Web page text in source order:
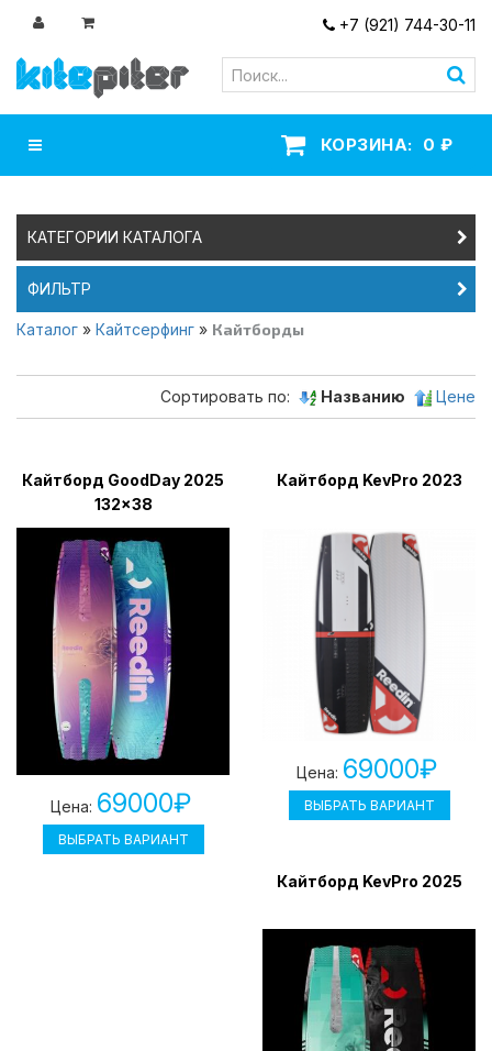
+7 (921) 744-30-11
Навигация КОРЗИНА: 0 ₽
КАТЕГОРИИ КАТАЛОГА
ФИЛЬТР
Каталог » Кайтсерфинг » Кайтборды
Сортировать по: Названию Цене
Кайтборд GoodDay 2025
132x38
Цена: 69000₽
ВЫБРАТЬ ВАРИАНТ
Кайтборд KevPro 2023
Цена: 69000₽
ВЫБРАТЬ ВАРИАНТ
Кайтборд KevPro 2025